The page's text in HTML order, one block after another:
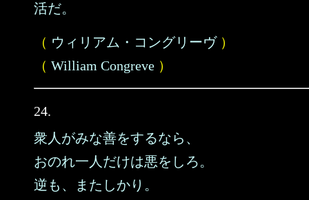
活だ。
（ ウィリアム・コングリーヴ）
（ William Congreve ）
24.
衆人がみな善をするなら、
おのれ一人だけは悪をしろ。
逆も、またしかり。